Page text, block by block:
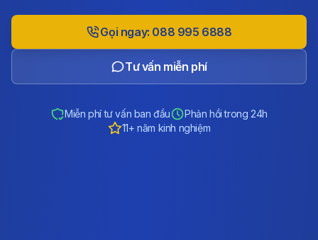
Gọi ngay: 088 995 6888
Tư vấn miễn phí
Miễn phí tư vấn ban đầu
Phản hồi trong 24h
11+ năm kinh nghiệm